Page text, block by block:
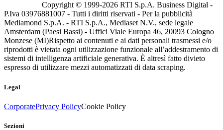
Copyright © 1999-2026 RTI S.p.A. Business Digital -
P.Iva 03976881007 - Tutti i diritti riservati - Per la pubblicità
Mediamond S.p.A. - RTI S.p.A., Mediaset N.V., sede legale
Amsterdam (Paesi Bassi) - Uffici Viale Europa 46, 20093 Cologno
Monzese (MI)Rispetto ai contenuti e ai dati personali trasmessi e/o
riprodotti è vietata ogni utilizzazione funzionale all’addestramento di
sistemi di intelligenza artificiale generativa. È altresì fatto divieto
espresso di utilizzare mezzi automatizzati di data scraping.
Legal
CorporatePrivacy PolicyCookie Policy
Sezioni